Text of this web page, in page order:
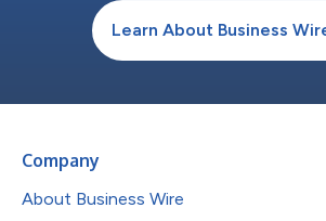
Learn About Business
Company
About Business Wire